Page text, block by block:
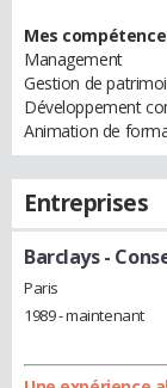
Mes
Management
Gestion de
Développement
Animation de
Entreprises
Barclays-
Paris
1989 - maintenant